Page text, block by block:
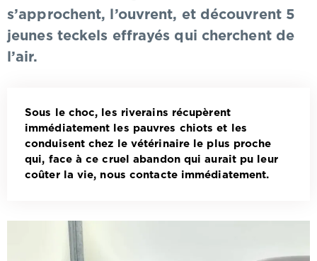
s’approchent, l’ouvrent, et découvrent 5
jeunes teckels effrayés qui cherchent de
l’air.
Sous le choc, les riverains récupèrent
immédiatement les pauvres chiots et les
conduisent chez le vétérinaire le plus proche
qui, face à ce cruel abandon qui aurait pu leur
coûter la vie, nous contacte immédiatement.